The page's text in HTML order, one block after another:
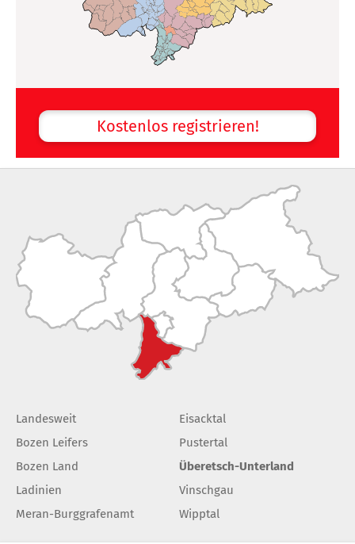
Kostenlos registrieren!
Landesweit
Bozen Leifers
Bozen Land
Ladinien
Meran-Burggrafenamt
Eisacktal
Pustertal
Überetsch-Unterland
Vinschgau
Wipptal